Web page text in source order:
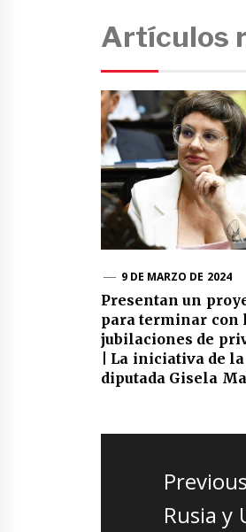
Artículos
9 DE MARZO DE 2024
Presentan un
para terminar con
jubilaciones de
| La iniciativa de la
diputada Gisela
entradas
Previous
Previous
Rusia y